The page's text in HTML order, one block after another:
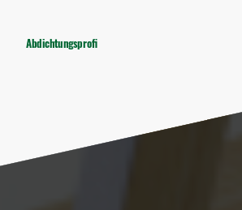
Abdichtungsprofi